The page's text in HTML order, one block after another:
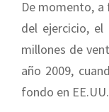
De momento,
del ejercicio, el
millones de
año 2009,
fondo en EE.UU.